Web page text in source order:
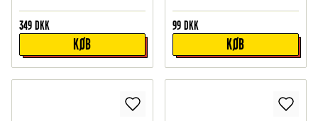
349 DKK
KØB
99 DKK
KØB